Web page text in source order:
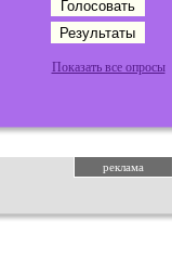
Показать все опросы
реклама